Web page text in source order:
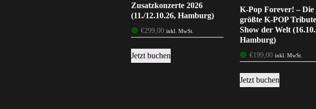
Zusatzkonzerte 2026
(11./12.10.26, Hamburg)
🟢 €299,00 inkl. MwSt.
Jetzt buchen
K-Pop Forever! – Die
größte K-POP
Show der Welt
Hamburg)
🟢 €199,00 inkl. MwSt.
Jetzt buchen